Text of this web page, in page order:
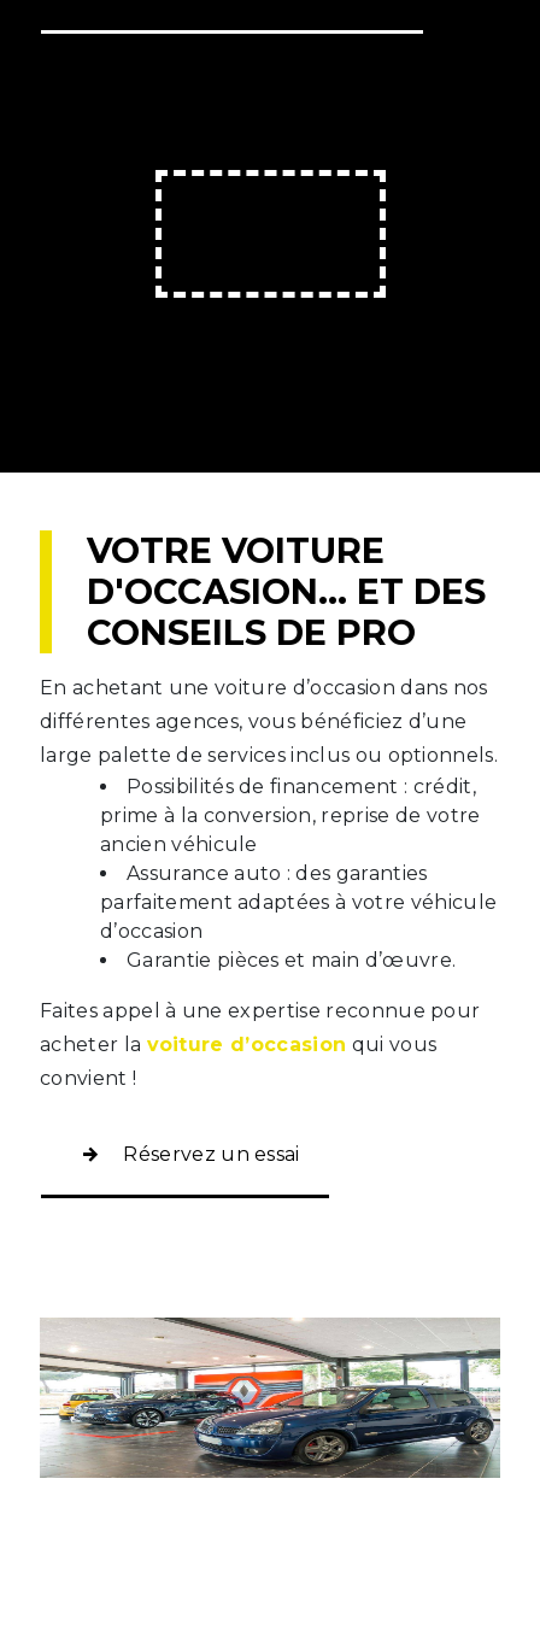
VOTRE VOITURE
D'OCCASION... ET DES
CONSEILS DE PRO
En achetant une voiture d’occasion dans nos
différentes agences, vous bénéficiez d’une
large palette de services inclus ou optionnels.
Possibilités de financement : crédit,
prime à la conversion, reprise de votre
ancien véhicule
Assurance auto : des garanties
parfaitement adaptées à votre véhicule
d’occasion
Garantie pièces et main d’œuvre.
Faites appel à une expertise reconnue pour
acheter la voiture d’occasion qui vous
convient !
Réservez un essai